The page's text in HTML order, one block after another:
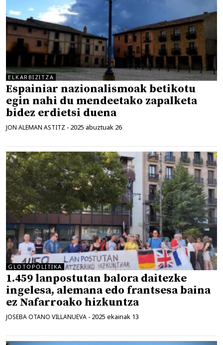
ELKARBIZITZA
Espainiar nazionalismoak betikotu
egin nahi du mendeetako zapalketa
bidez erdietsi duena
JON ALEMAN ASTITZ - 2025 abuztuak 26
GLOTOPOLITIKA
1.459 lanpostutan balora daitezke
ingelesa, alemana edo frantsesa baina
ez Nafarroako hizkuntza
JOSEBA OTANO VILLANUEVA - 2025 ekainak 13